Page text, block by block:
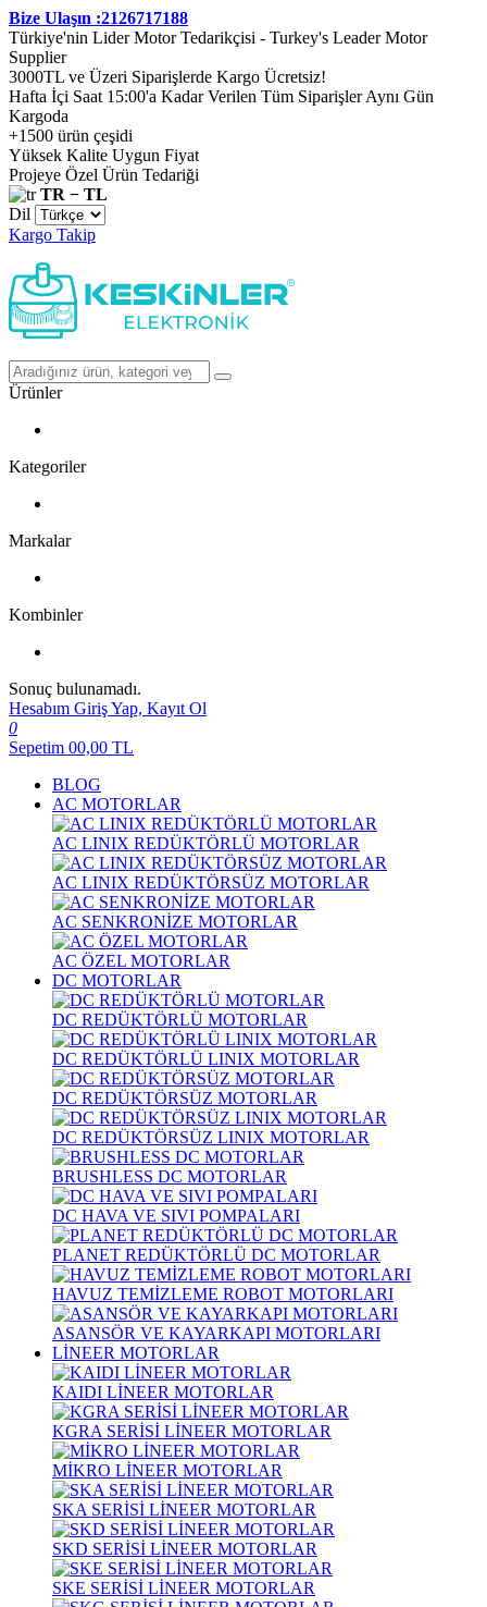
Bize Ulaşın :2126717188
Türkiye'nin Lider Motor Tedarikçisi - Turkey's Leader Motor
Supplier
3000TL ve Üzeri Siparişlerde Kargo Ücretsiz!
Hafta İçi Saat 15:00'a Kadar Verilen Tüm Siparişler Aynı Gün
Kargoda
+1500 ürün çeşidi
Yüksek Kalite Uygun Fiyat
Projeye Özel Ürün Tedariği
TR − TL
Dil
Kargo Takip
Ürünler
Kategoriler
Markalar
Kombinler
Sonuç bulunamadı.
Hesabım Giriş Yap, Kayıt Ol
0
Sepetim 00,00 TL
BLOG
AC MOTORLAR
AC LINIX REDÜKTÖRLÜ MOTORLAR
AC LINIX REDÜKTÖRSÜZ MOTORLAR
AC SENKRONİZE MOTORLAR
AC ÖZEL MOTORLAR
DC MOTORLAR
DC REDÜKTÖRLÜ MOTORLAR
DC REDÜKTÖRLÜ LINIX MOTORLAR
DC REDÜKTÖRSÜZ MOTORLAR
DC REDÜKTÖRSÜZ LINIX MOTORLAR
BRUSHLESS DC MOTORLAR
DC HAVA VE SIVI POMPALARI
PLANET REDÜKTÖRLÜ DC MOTORLAR
HAVUZ TEMİZLEME ROBOT MOTORLARI
ASANSÖR VE KAYARKAPI MOTORLARI
LİNEER MOTORLAR
KAIDI LİNEER MOTORLAR
KGRA SERİSİ LİNEER MOTORLAR
MİKRO LİNEER MOTORLAR
SKA SERİSİ LİNEER MOTORLAR
SKD SERİSİ LİNEER MOTORLAR
SKE SERİSİ LİNEER MOTORLAR